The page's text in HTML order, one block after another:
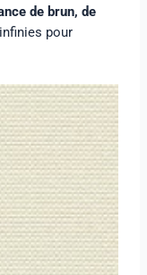
de brun, de
pour